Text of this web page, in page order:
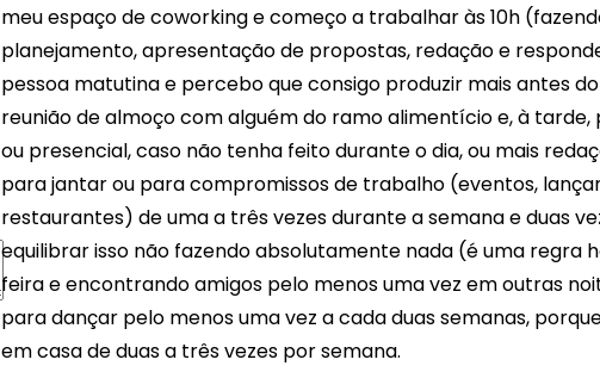
meu espaço de coworking e começo a trabalhar às 10h
planejamento, apresentação de propostas, redação e
pessoa matutina e percebo que consigo produzir mais antes
reunião de almoço com alguém do ramo alimentício e, à
ou presencial, caso não tenha feito durante o dia, ou mais
para jantar ou para compromissos de trabalho (eventos,
restaurantes) de uma a três vezes durante a semana e duas
equilibrar isso não fazendo absolutamente nada (é uma regra
feira e encontrando amigos pelo menos uma vez em outras
para dançar pelo menos uma vez a cada duas semanas,
em casa de duas a três vezes por semana.